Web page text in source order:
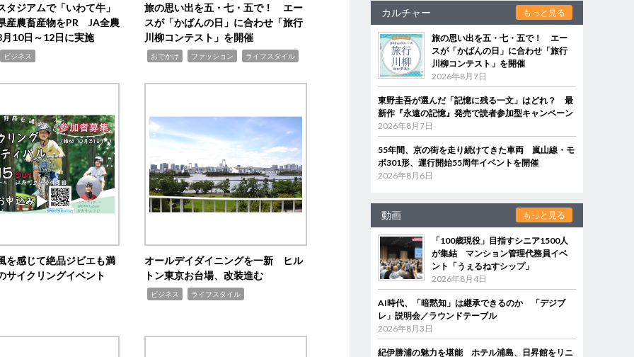
タジアムで「いわて牛」
産農畜産物をPR JA全農
10日～12日に実施
ビジネス
旅の思い出を五・七・五で！ エー
スが「かばんの日」に合わせ「旅行
川柳コンテスト」を開催
おでかけ ファッション ライフスタイル
を感じて絶品ジビエも満
イクリングイベント
オールデイダイニングを一新 ヒル
トン東京お台場、改装進む
ビジネス ライフスタイル
カルチャー もっと見る
旅の思い出を五・七・五で！ エー
スが「かばんの日」に合わせ「旅行
川柳コンテスト」を開催
2026年8月7日
東野圭吾が選んだ「記憶に残る一文」はどれ？ 最
新作『永遠の記憶』発売で読者参加型キャンペーン
2026年8月7日
55年間、京の街を走り続けてきた車両 嵐山線・モ
ボ301形、運行開始55周年イベントを開催
2026年8月6日
動画 もっと見る
「100歳現役」目指すシニア1500人
が集結 マンション管理代務員イベ
ント「うぇるねすシップ」
2026年8月4日
AI時代、「暗黙知」は継承できるのか 「デジブ
レ」説明会／ラウンドテーブル
2026年8月3日
紀伊勝浦の魅力を堪能 ホテル浦島、日昇館をリニ